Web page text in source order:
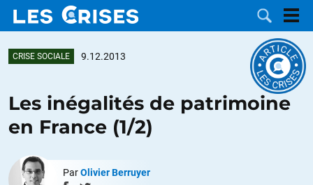
DOSSIERS
CATÉGORIES
CRISE SOCIALE 9.12.2013
Les inégalités de patrimoine
en France (1/2)
ParOlivier Berruyer